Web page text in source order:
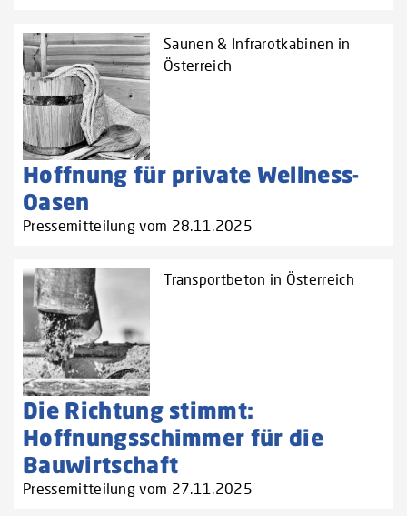
Saunen & Infrarotkabinen in
Österreich
Hoffnung für private Wellness-
Oasen
Pressemitteilung vom 28.11.2025
Transportbeton in Österreich
Die Richtung stimmt:
Hoffnungsschimmer für die
Bauwirtschaft
Pressemitteilung vom 27.11.2025